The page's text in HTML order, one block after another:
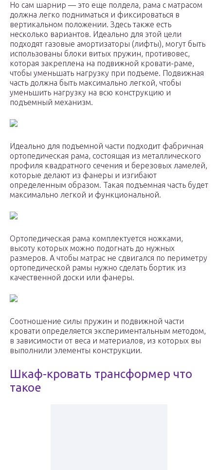
Но сам шарнир — это еще полдела, рама с матрасом
должна легко подниматься и фиксироваться в
вертикальном положении. Здесь также есть
несколько вариантов. Идеально для этой цели
подходят газовые амортизаторы (лифты), могут быть
использованы блоки витых пружин, противовес,
которая закреплена на подвижной кровати-раме,
чтобы уменьшать нагрузку при подъеме. Подвижная
часть должна быть максимально легкой, чтобы
уменьшить нагрузку на всю конструкцию и
подъемный механизм.
Идеально для подъемной части подходит фабричная
ортопедическая рама, состоящая из металлического
профиля квадратного сечения и березовых ламелей,
которые делают из фанеры и изгибают
определенным образом. Такая подъемная часть будет
максимально легкой и функциональной.
Ортопедическая рама комплектуется ножками,
высоту которых можно подогнать до нужных
размеров. А чтобы матрас не сдвигался по периметру
ортопедической рамы нужно сделать бортик из
качественной доски или фанеры.
Соотношение силы пружин и подвижной части
кровати определяется экспериментальным методом,
в зависимости от веса и материалов, из которых вы
выполнили элементы конструкции.
Шкаф-кровать трансформер что
такое